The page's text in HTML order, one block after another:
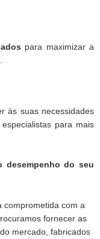
para maximizar a
às suas necessidades
para mais
desempenho do seu
comprometida com a
fornecer as
mercado, fabricados